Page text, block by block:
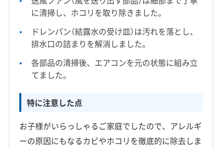
に清掃し、ホコリを取り除きました。
ドレンパン（結露水の受け皿）は汚れを落とし、
排水口の詰まりを解消しました。
各部品の清掃後、エアコンを元の状態に組み立
てました。
特に注意した点
お子様がいらっしゃるご家庭でしたので、アレルギ
ーの原因にもなるカビやホコリを徹底的に除去しま